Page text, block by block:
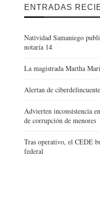
ENTRADAS
Natividad Samaniego
notaría 14
La magistrada Martha
Alertan de
Advierten inconsistencia
de corrupción de menores
Tras operativo, el CEDE
federal